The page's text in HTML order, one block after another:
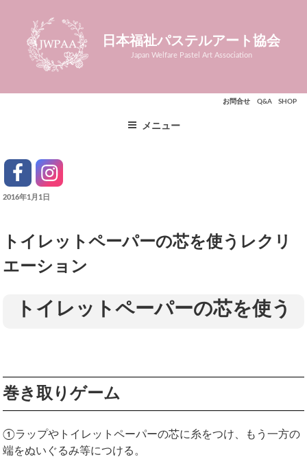
日本福祉パステルアート協会
Japan Welfare Pastel Art Association
お問合せ Q&A SHOP
メニュー
facebookinstagram
投
2016年1月1日
トイレットペーパーの芯を使うレクリ
エーション
トイレットペーパーの芯を使う
巻き取りゲーム
①ラップやトイレットペーパーの芯に糸をつけ、もう一方の
端をぬいぐるみ等につける。